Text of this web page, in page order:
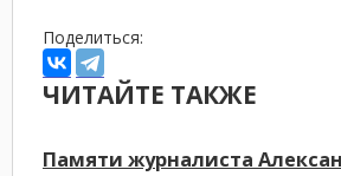
Поделиться:
ЧИТАЙТЕ ТАКЖЕ
Памяти журналиста